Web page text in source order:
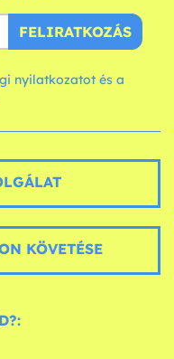
FELIRATKOZÁS
nyilatkozatot és a
KÖVETÉSE